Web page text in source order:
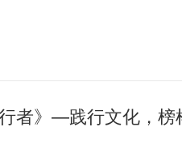
者》—践行文化，榜